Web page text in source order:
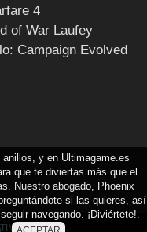
4
of War Laufey
Campaign Evolved
S.L.
y en Ultimagame.es
que te diviertas más que el
Nuestro abogado, Phoenix
si las quieres, así
navegando. ¡Diviértete!.